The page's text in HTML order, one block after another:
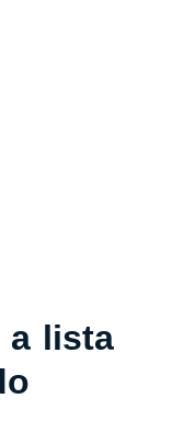
a lista